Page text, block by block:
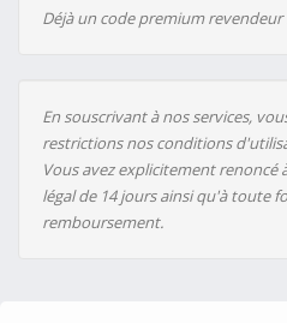
Déjà un code premium revendeur
En souscrivant à nos services,
restrictions nos conditions
Vous avez explicitement
légal de 14 jours ainsi qu'à toute
remboursement.